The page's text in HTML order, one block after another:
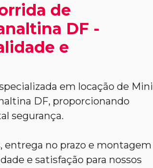
de
DF -
e
em locação de Mini
DF, proporcionando
segurança.
entrega no prazo e montagem
e satisfação para nossos